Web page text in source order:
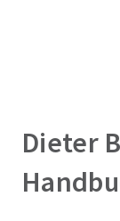
Dieter